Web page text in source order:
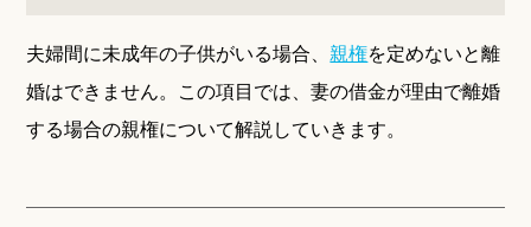
夫婦間に未成年の子供がいる場合、 親権を定めないと離
婚はできません。この項目では、妻の借金が理由で離婚
する場合の親権について解説していきます。